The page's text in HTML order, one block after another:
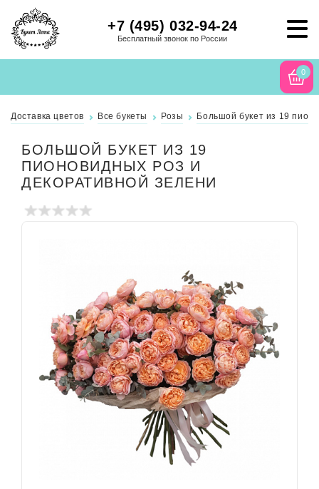
+7 (495) 032-94-24
Бесплатный звонок по России
0
Доставка цветов Все букеты Розы Большой букет из 19
БОЛЬШОЙ БУКЕТ ИЗ 19
ПИОНОВИДНЫХ РОЗ И
ДЕКОРАТИВНОЙ ЗЕЛЕНИ